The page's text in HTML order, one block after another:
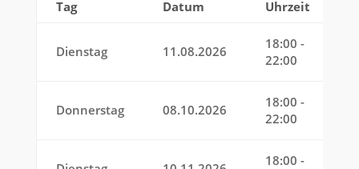
Tag Datum Uhrzeit
Dienstag 11.08.2026
18:00 -
22:00
Donnerstag 08.10.2026
18:00 -
22:00
18:00 -